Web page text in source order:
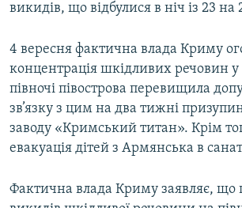
викидів, що відбулися в ніч із 23 на
4 вересня фактична влада Криму
концентрація шкідливих речовин у
півночі півострова перевищила
зв’язку з цим на два тижні
заводу «Кримський титан». Крім
евакуація дітей з Армянська в
Фактична влада Криму заявляє,